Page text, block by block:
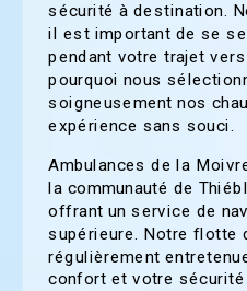
sécurité à destination.
il est important de se
pendant votre trajet
pourquoi nous
soigneusement nos
expérience sans souci.
Ambulances de la
la communauté de
offrant un service de
supérieure. Notre flotte
régulièrement
confort et votre sécurité